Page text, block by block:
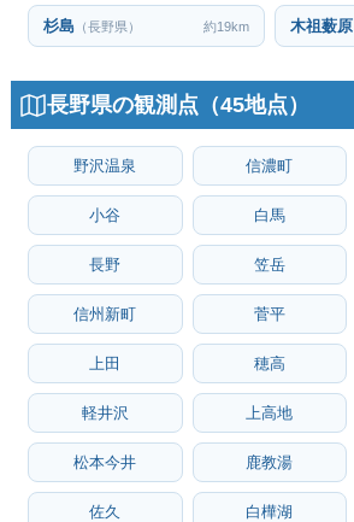
杉島（長野県） 約19km 木祖薮原
長野県の観測点（45地点）
野沢温泉 信濃町
小谷 白馬
長野 笠岳
信州新町 菅平
上田 穂高
軽井沢 上高地
松本今井 鹿教湯
佐久 白樺湖